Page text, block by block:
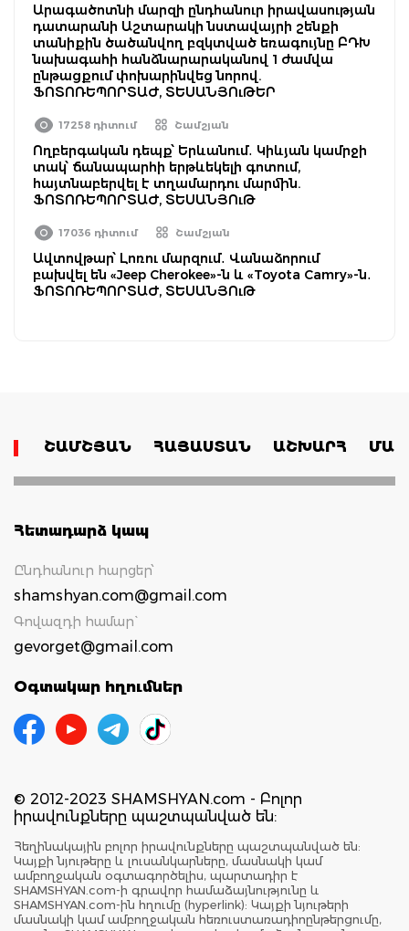
Արագածոտնի մարզի ընդհանուր իրավասության
դատարանի Աշտարակի նստավայրի շենքի
տանիքին ծածանվող բզկտված եռագույնը ԲԴԽ
նախագահի հանձնարարականով 1 ժամվա
ընթացքում փոխարինվեց նորով.
ՖՈՏՈՌԵՊՈՐՏԱԺ, ՏԵՍԱՆՅՈւԹԵՐ
17258 դիտում Շամշյան
Ողբերգական դեպք՝ Երևանում․ Կիևյան կամրջի
տակ՝ ճանապարհի երթևեկելի գոտում,
հայտնաբերվել է տղամարդու մարմին.
ՖՈՏՈՌԵՊՈՐՏԱԺ, ՏԵՍԱՆՅՈւԹ
17036 դիտում Շամշյան
Ավտովթար՝ Լոռու մարզում․ Վանաձորում
բախվել են «Jeep Cherokee»-ն և «Toyota Camry»-ն․
ՖՈՏՈՌԵՊՈՐՏԱԺ, ՏԵՍԱՆՅՈւԹ
ՇԱՄՇՅԱՆ ՀԱՅԱՍՏԱՆ ԱՇԽԱՐՀ
Հետադարձ կապ
Ընդհանուր հարցեր՝
shamshyan.com@gmail.com
Գովազդի համար`
gevorget@gmail.com
Օգտակար հղումներ
© 2012-2023 SHAMSHYAN.com - Բոլոր
իրավունքները պաշտպանված են:
Հեղինակային բոլոր իրավունքները պաշտպանված են:
Կայքի նյութերը և լուսանկարները, մասնակի կամ
ամբողջական օգտագործելիս, պարտադիր է
SHAMSHYAN.com-ի գրավոր համաձայնությունը և
SHAMSHYAN.com-ին հղումը (hyperlink): Կայքի նյութերի
մասնակի կամ ամբողջական հեռուստառադիոընթերցումը,